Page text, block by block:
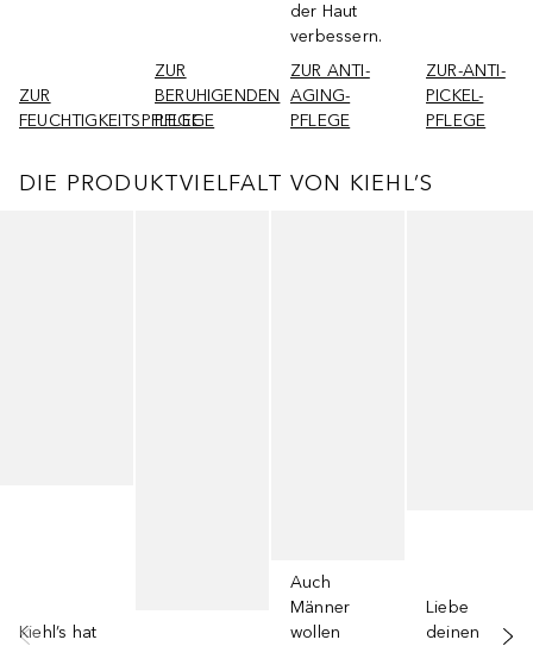
ZUR
FEUCHTIGKEITSPFLEGE
ZUR
BERUHIGENDEN
PFLEGE
der Haut
verbessern.
ZUR ANTI-
AGING-
PFLEGE
ZUR-ANTI-
PICKEL-
PFLEGE
DIE PRODUKTVIELFALT VON KIEHL’S
Kiehl’s hat
Auch
Männer
wollen
Liebe
deinen